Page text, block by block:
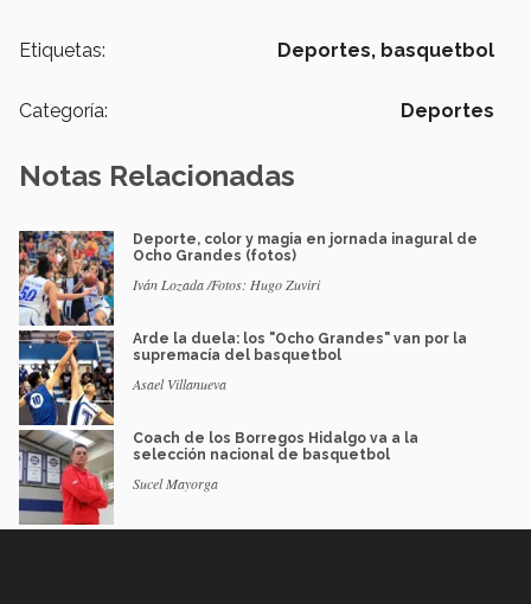
Etiquetas: Deportes, basquetbol
Categoría: Deportes
Notas Relacionadas
Deporte, color y magia en jornada inagural de
Ocho Grandes (fotos)
Iván Lozada /Fotos: Hugo Zuviri
Arde la duela: los "Ocho Grandes" van por la
supremacía del basquetbol
Asael Villanueva
Coach de los Borregos Hidalgo va a la
selección nacional de basquetbol
Sucel Mayorga